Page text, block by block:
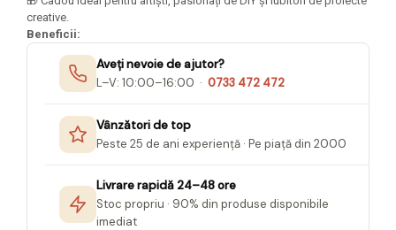
creative.
Beneficii:
Aveți nevoie de ajutor?
L–V: 10:00–16:00 · 0733 472 472
Vânzători de top
Peste 25 de ani experiență · Pe piață din 2000
Livrare rapidă 24–48 ore
Stoc propriu · 90% din produse disponibile
imediat